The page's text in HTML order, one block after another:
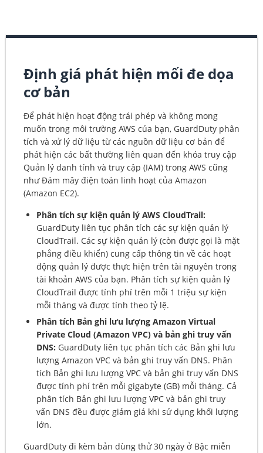
Định giá phát hiện mối đe dọa
cơ bản
Để phát hiện hoạt động trái phép và không mong
muốn trong môi trường AWS của bạn, GuardDuty phân
tích và xử lý dữ liệu từ các nguồn dữ liệu cơ bản để
phát hiện các bất thường liên quan đến khóa truy cập
Quản lý danh tính và truy cập (IAM) trong AWS cũng
như Đám mây điện toán linh hoạt của Amazon
(Amazon EC2).
Phân tích sự kiện quản lý AWS CloudTrail:
GuardDuty liên tục phân tích các sự kiện quản lý
CloudTrail. Các sự kiện quản lý (còn được gọi là mặt
phẳng điều khiển) cung cấp thông tin về các hoạt
động quản lý được thực hiện trên tài nguyên trong
tài khoản AWS của bạn. Phân tích sự kiện quản lý
CloudTrail được tính phí trên mỗi 1 triệu sự kiện
mỗi tháng và được tính theo tỷ lệ.
Phân tích Bản ghi lưu lượng Amazon Virtual
Private Cloud (Amazon VPC) và bản ghi truy vấn
DNS: GuardDuty liên tục phân tích các Bản ghi lưu
lượng Amazon VPC và bản ghi truy vấn DNS. Phân
tích Bản ghi lưu lượng VPC và bản ghi truy vấn DNS
được tính phí trên mỗi gigabyte (GB) mỗi tháng. Cả
phân tích Bản ghi lưu lượng VPC và bản ghi truy
vấn DNS đều được giảm giá khi sử dụng khối lượng
lớn.
GuardDuty đi kèm bản dùng thử 30 ngày ở Bậc miễn